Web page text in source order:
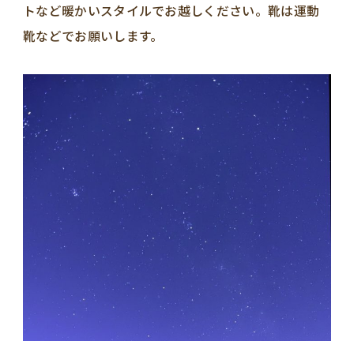
トなど暖かいスタイルでお越しください。靴は運動
靴などでお願いします。